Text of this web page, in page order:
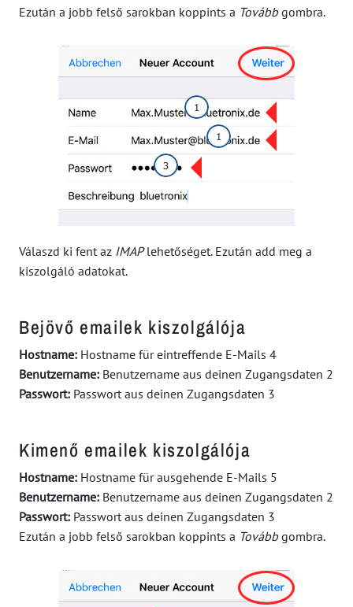
Ezután a jobb felső sarokban koppints a Továbbgombra.
Válaszd ki fent az IMAPlehetőséget. Ezután add meg a
kiszolgáló adatokat.
Bejövő emailek kiszolgálója
Hostname: Hostname für eintreffende E-Mails 4
Benutzername: Benutzername aus deinen Zugangsdaten 2
Passwort: Passwort aus deinen Zugangsdaten 3
Kimenő emailek kiszolgálója
Hostname: Hostname für ausgehende E-Mails 5
Benutzername: Benutzername aus deinen Zugangsdaten 2
Passwort: Passwort aus deinen Zugangsdaten 3
Ezután a jobb felső sarokban koppints a Továbbgombra.